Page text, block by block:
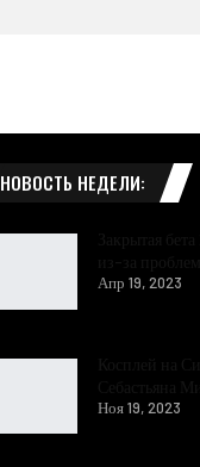
НОВОСТЬ НЕДЕЛИ:
Апр 19, 2023
Ноя 19, 2023